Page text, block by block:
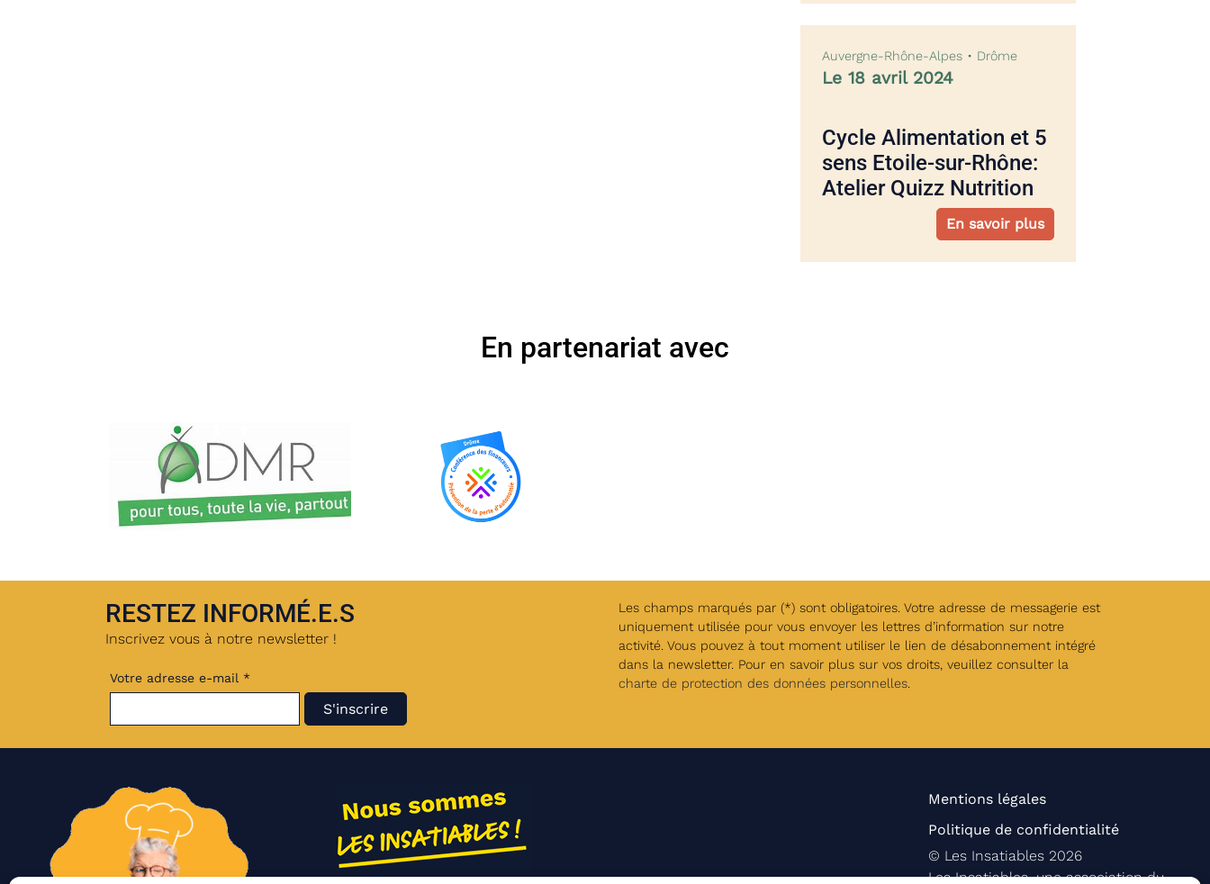
Auvergne-Rhône-Alpes • Drôme
Le 18 avril 2024
Cycle Alimentation et 5
sens Etoile-sur-Rhône:
Atelier Quizz Nutrition
En savoir plus
En partenariat avec
RESTEZ INFORMÉ.E.S
Inscrivez vous à notre newsletter !
Votre adresse e-mail *
Les champs marqués par (*) sont obligatoires. Votre adresse de messagerie est
uniquement utilisée pour vous envoyer les lettres d’information sur notre
activité. Vous pouvez à tout moment utiliser le lien de désabonnement intégré
dans la newsletter. Pour en savoir plus sur vos droits, veuillez consulter la
charte de protection des données personnelles
Mentions légales
Politique de confidentialité
© Les Insatiables2026
Les Insatiables, une association du